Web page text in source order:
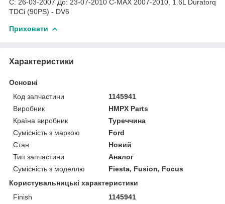
С: 26-03-2007 До: 23-07-2010 C-MAX 2007-2010, 1.6L Duratorq
TDCi (90PS) - DV6
Приховати
Характеристики
Основні
Код запчастини
1145941
Виробник
HMPX Parts
Країна виробник
Туреччина
Сумісність з маркою
Ford
Стан
Новий
Тип запчастини
Аналог
Сумісність з моделлю
Fiesta, Fusion, Focus
Користувальницькі характеристики
Finish
1145941